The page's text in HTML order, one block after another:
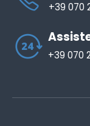
+39 070
+39 070